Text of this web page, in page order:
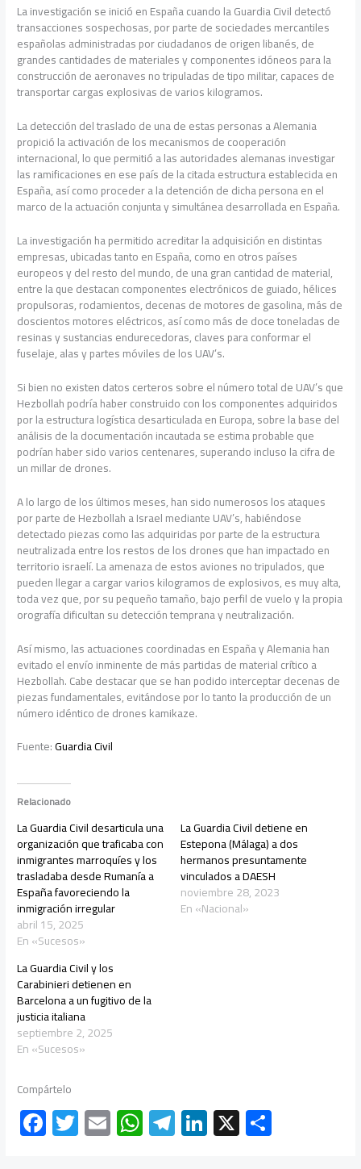
La investigación se inició en España cuando la Guardia Civil detectó
transacciones sospechosas, por parte de sociedades mercantiles
españolas administradas por ciudadanos de origen libanés, de
grandes cantidades de materiales y componentes idóneos para la
construcción de aeronaves no tripuladas de tipo militar, capaces de
transportar cargas explosivas de varios kilogramos.
La detección del traslado de una de estas personas a Alemania
propició la activación de los mecanismos de cooperación
internacional, lo que permitió a las autoridades alemanas investigar
las ramificaciones en ese país de la citada estructura establecida en
España, así como proceder a la detención de dicha persona en el
marco de la actuación conjunta y simultánea desarrollada en España.
La investigación ha permitido acreditar la adquisición en distintas
empresas, ubicadas tanto en España, como en otros países
europeos y del resto del mundo, de una gran cantidad de material,
entre la que destacan componentes electrónicos de guiado, hélices
propulsoras, rodamientos, decenas de motores de gasolina, más de
doscientos motores eléctricos, así como más de doce toneladas de
resinas y sustancias endurecedoras, claves para conformar el
fuselaje, alas y partes móviles de los UAV’s.
Si bien no existen datos certeros sobre el número total de UAV’s que
Hezbollah podría haber construido con los componentes adquiridos
por la estructura logística desarticulada en Europa, sobre la base del
análisis de la documentación incautada se estima probable que
podrían haber sido varios centenares, superando incluso la cifra de
un millar de drones.
A lo largo de los últimos meses, han sido numerosos los ataques
por parte de Hezbollah a Israel mediante UAV’s, habiéndose
detectado piezas como las adquiridas por parte de la estructura
neutralizada entre los restos de los drones que han impactado en
territorio israelí. La amenaza de estos aviones no tripulados, que
pueden llegar a cargar varios kilogramos de explosivos, es muy alta,
toda vez que, por su pequeño tamaño, bajo perfil de vuelo y la propia
orografía dificultan su detección temprana y neutralización.
Así mismo, las actuaciones coordinadas en España y Alemania han
evitado el envío inminente de más partidas de material crítico a
Hezbollah. Cabe destacar que se han podido interceptar decenas de
piezas fundamentales, evitándose por lo tanto la producción de un
número idéntico de drones kamikaze.
Fuente:Guardia Civil
Relacionado
La Guardia Civil desarticula una
organización que traficaba con
inmigrantes marroquíes y los
trasladaba desde Rumanía a
España favoreciendo la
inmigración irregular
abril 15, 2025
En «Sucesos»
La Guardia Civil detiene en
Estepona (Málaga) a dos
hermanos presuntamente
vinculados a DAESH
noviembre 28, 2023
En «Nacional»
La Guardia Civil y los
Carabinieri detienen en
Barcelona a un fugitivo de la
justicia italiana
septiembre 2, 2025
En «Sucesos»
Compártelo
F
ac
T
wi
E
m
W
h
Te
le
Li
nk
X